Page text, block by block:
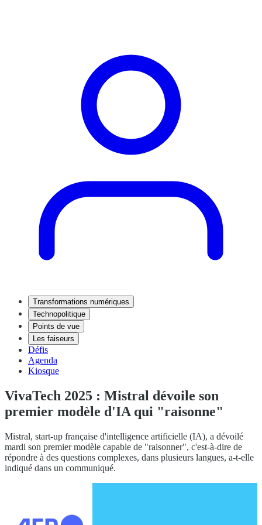
Transformations numériques
Technopolitique
Points de vue
Les faiseurs
Défis
Agenda
Kiosque
VivaTech 2025 : Mistral dévoile son
premier modèle d'IA qui "raisonne"
Mistral, start-up française d'intelligence artificielle (IA), a dévoilé
mardi son premier modèle capable de "raisonner", c'est-à-dire de
répondre à des questions complexes, dans plusieurs langues, a-t-elle
indiqué dans un communiqué.